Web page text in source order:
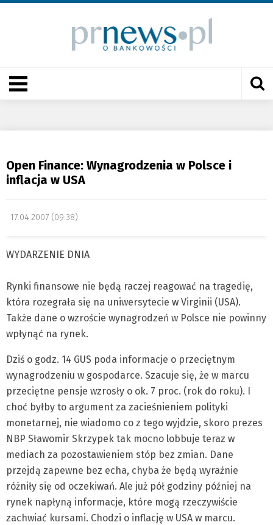
Open Finance: Wynagrodzenia w Polsce i
inflacja w USA
17.04.2007 (09:38)
WYDARZENIE DNIA
Rynki finansowe nie będą raczej reagować na tragedię,
która rozegrała się na uniwersytecie w Virginii (USA).
Także dane o wzroście wynagrodzeń w Polsce nie powinny
wpłynąć na rynek.
Dziś o godz. 14 GUS poda informacje o przeciętnym
wynagrodzeniu w gospodarce. Szacuje się, że w marcu
przeciętne pensje wzrosły o ok. 7 proc. (rok do roku). I
choć byłby to argument za zacieśnieniem polityki
monetarnej, nie wiadomo co z tego wyjdzie, skoro prezes
NBP Sławomir Skrzypek tak mocno lobbuje teraz w
mediach za pozostawieniem stóp bez zmian. Dane
przejdą zapewne bez echa, chyba że będą wyraźnie
różniły się od oczekiwań. Ale już pół godziny później na
rynek napłyną informacje, które mogą rzeczywiście
zachwiać kursami. Chodzi o inflację w USA w marcu.